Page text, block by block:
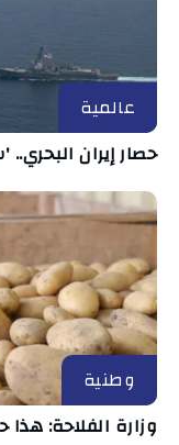
عالمية
حصار إيران
وطنية
وزارة الفلاحة: